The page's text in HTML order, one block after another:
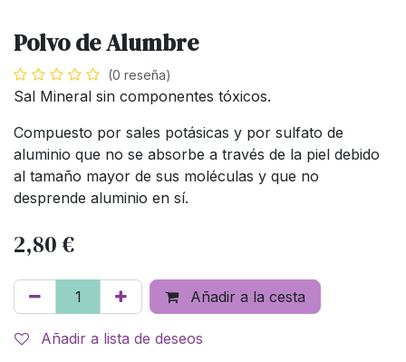
Polvo de Alumbre
(0 reseña)
Sal Mineral sin componentes tóxicos.
Compuesto por sales potásicas y por sulfato de
aluminio que no se absorbe a través de la piel debido
al tamaño mayor de sus moléculas y que no
desprende aluminio en sí.
2,80€
Añadir a la cesta
Añadir a lista de deseos